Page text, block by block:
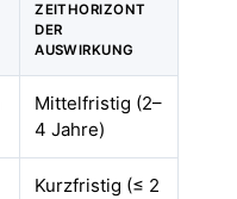
ZEITHORIZONT
DER
AUSWIRKUNG
Mittelfristig (2–
4 Jahre)
Kurzfristig (≤ 2